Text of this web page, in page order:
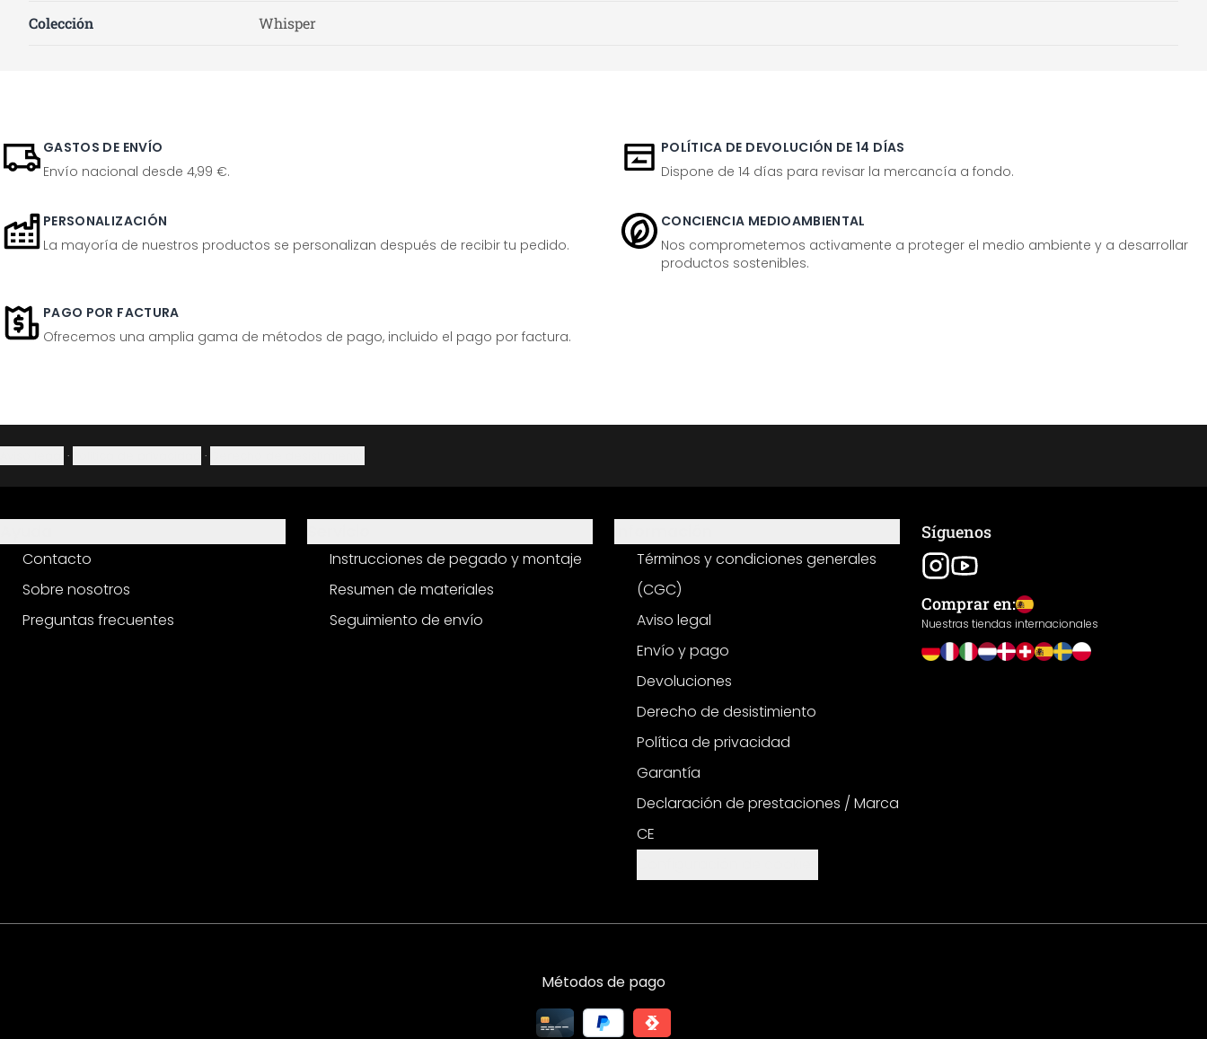
Colección Whisper
GASTOS DE ENVÍO
Envío nacional desde 4,99 €.
POLÍTICA DE DEVOLUCIÓN DE 14 DÍAS
Dispone de 14 días para revisar la mercancía a fondo.
PERSONALIZACIÓN
La mayoría de nuestros productos se personalizan después de recibir tu pedido.
CONCIENCIA MEDIOAMBIENTAL
Nos comprometemos activamente a proteger el medio ambiente y a desarrollar
productos sostenibles.
PAGO POR FACTURA
Ofrecemos una amplia gama de métodos de pago, incluido el pago por factura.
· ·
Contacto
Sobre nosotros
Preguntas frecuentes
Instrucciones de pegado y montaje
Resumen de materiales
Seguimiento de envío
Términos y condiciones generales
(CGC)
Aviso legal
Envío y pago
Devoluciones
Derecho de desistimiento
Política de privacidad
Garantía
Declaración de prestaciones / Marca
CE
Síguenos
Comprar en:
Nuestras tiendas internacionales
Métodos de pago